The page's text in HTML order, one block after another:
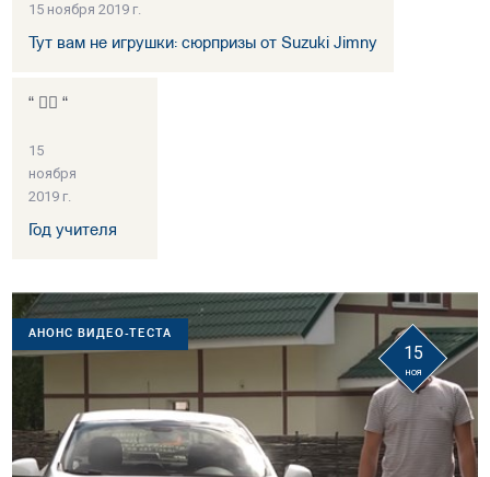
15 ноября 2019 г.
Тут вам не игрушки: сюрпризы от Suzuki Jimny
“ 👍🏻 “
15
ноября
2019 г.
Год учителя
АНОНС ВИДЕО-ТЕСТА
15
ноя